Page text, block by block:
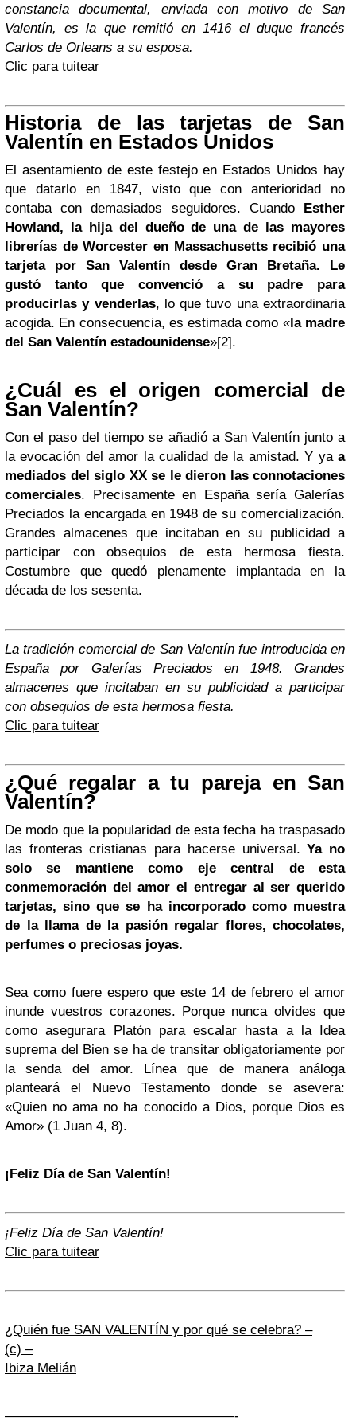
constancia documental, enviada con motivo de San
Valentín, es la que remitió en 1416 el duque francés
Carlos de Orleans a su esposa.
Clic para tuitear
Historia de las tarjetas de San
Valentín en Estados Unidos
El asentamiento de este festejo en Estados Unidos hay
que datarlo en 1847, visto que con anterioridad no
contaba con demasiados seguidores. Cuando Esther
Howland, la hija del dueño de una de las mayores
librerías de Worcester en Massachusetts recibió una
tarjeta por San Valentín desde Gran Bretaña. Le
gustó tanto que convenció a su padre para
producirlas y venderlas, lo que tuvo una extraordinaria
acogida. En consecuencia, es estimada como «la madre
del San Valentín estadounidense»[2].
¿Cuál es el origen comercial de
San Valentín?
Con el paso del tiempo se añadió a San Valentín junto a
la evocación del amor la cualidad de la amistad. Y ya a
mediados del siglo XX se le dieron las connotaciones
comerciales. Precisamente en España sería Galerías
Preciados la encargada en 1948 de su comercialización.
Grandes almacenes que incitaban en su publicidad a
participar con obsequios de esta hermosa fiesta.
Costumbre que quedó plenamente implantada en la
década de los sesenta.
La tradición comercial de San Valentín fue introducida en
España por Galerías Preciados en 1948. Grandes
almacenes que incitaban en su publicidad a participar
con obsequios de esta hermosa fiesta.
Clic para tuitear
¿Qué regalar a tu pareja en San
Valentín?
De modo que la popularidad de esta fecha ha traspasado
las fronteras cristianas para hacerse universal.Ya no
solo se mantiene como eje central de esta
conmemoración del amor el entregar al ser querido
tarjetas, sino que se ha incorporado como muestra
de la llama de la pasión regalar flores, chocolates,
perfumes o preciosas joyas.
Sea como fuere espero que este 14 de febrero el amor
inunde vuestros corazones. Porque nunca olvides que
como asegurara Platón para escalar hasta a la Idea
suprema del Bien se ha de transitar obligatoriamente por
la senda del amor. Línea que de manera análoga
planteará el Nuevo Testamento donde se asevera:
«Quien no ama no ha conocido a Dios, porque Dios es
Amor» (1 Juan 4, 8).
¡Feliz Día de San Valentín!
¡Feliz Día de San Valentín!
Clic para tuitear
¿Quién fue SAN VALENTÍN y por qué se celebra? –
(c) –
Ibiza Melián
—————————————————-